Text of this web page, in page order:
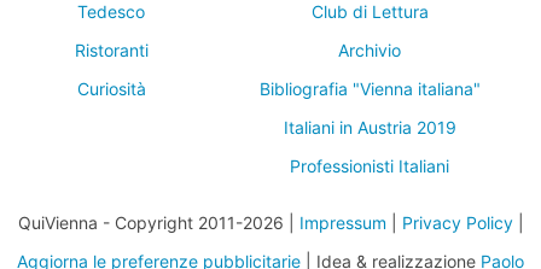
Tedesco
Ristoranti
Curiosità
Club di Lettura
Archivio
Bibliografia "Vienna italiana"
Italiani in Austria 2019
Professionisti Italiani
QuiVienna - Copyright 2011-2026 | Impressum Privacy Policy|
Aggiorna le preferenze pubblicitarie | Idea & realizzazione Paolo